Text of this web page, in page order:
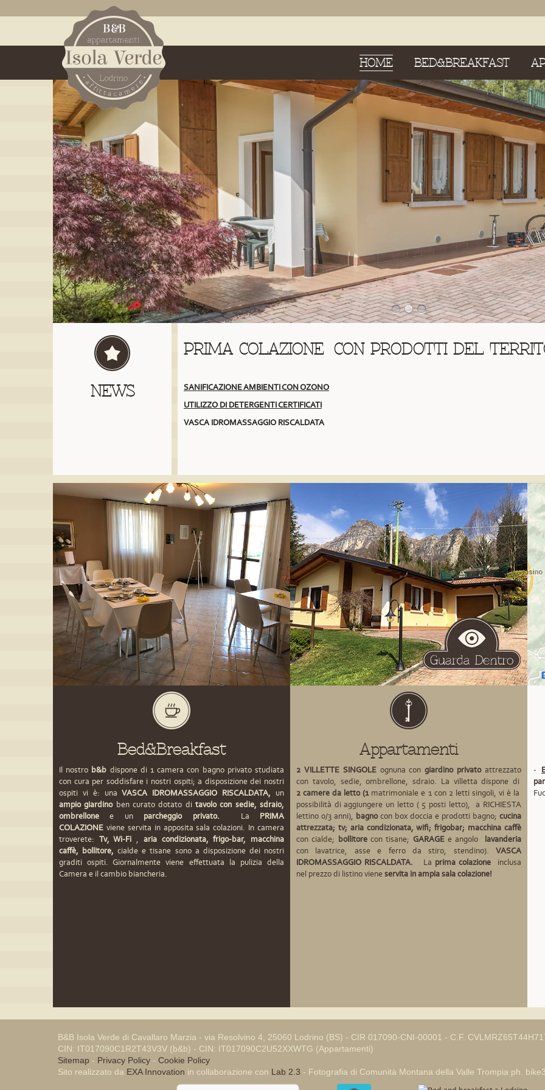
HOME BED&BREAKFAST
NEWS
PRIMA COLAZIONE CON PRODOTTI DEL
SANIFICAZIONE AMBIENTI CON OZONO
UTILIZZO DI DETERGENTI CERTIFICATI
VASCA IDROMASSAGGIO RISCALDATA
Bed&Breakfast
Il nostro b&b dispone di 1 camera con bagno privato studiata
con cura per soddisfare i nostri ospiti; a disposizione dei nostri
ospiti vi è: unaVASCA IDROMASSAGGIO RISCALDATA, un
ampio giardinoben curato dotato ditavolo con sedie, sdraio,
ombrellone e un parcheggio privato. La PRIMA
COLAZIONE viene servita in apposita sala colazioni. In camera
troverete: Tv, Wi-Fi , aria condizionata,frigo-bar, macchina
caffè, bollitore,cialde e tisane sono a disposizione dei nostri
graditi ospiti. Giornalmente viene effettuata la pulizia della
Camera e il cambio biancheria.
Appartamenti
2 VILLETTE SINGOLEognuna congiardino privatoattrezzato
con tavolo, sedie, ombrellone, sdraio. La villetta dispone di
2 camere da letto (1matrimoniale e 1 con 2 letti singoli, vi è la
possibilità di aggiungere un letto ( 5 posti letto), a RICHIESTA
lettino 0/3 anni), bagnocon box doccia e prodotti bagno; cucina
attrezzata; tv; aria condizionata, wifi; frigobar; macchina caffè
con cialde; bollitorecon tisane; GARAGEe angolo lavanderia
con lavatrice, asse e ferro da stiro, stendino). VASCA
IDROMASSAGGIO RISCALDATA. La prima colazione inclusa
nel prezzo di listino vieneservita in ampia sala colazione!
-
B&B Isola Verde di Cavallaro Marzia - via Resolvino 4, 25060 Lodrino (BS) - CIR 017090-CNI-00001 - C.F.
CIN: IT017090C1R2T43V3V (b&b) - CIN: IT017090C2U52XXWTG (Appartamenti)
Sitemap - Privacy Policy- Cookie Policy
Sito realizzato da EXA Innovation in collaborazione con Lab 2.3 - Fotografia di Comunità Montana della Valle Trompia ph.